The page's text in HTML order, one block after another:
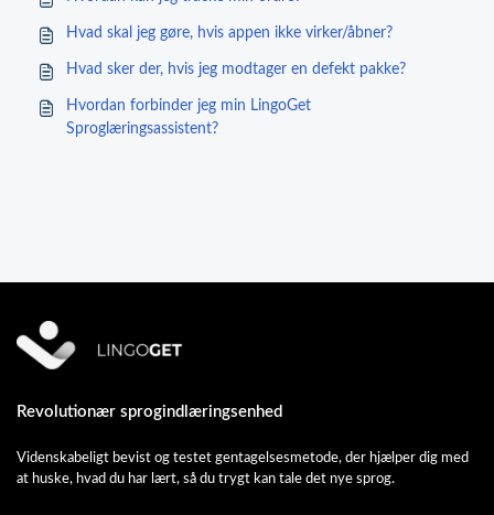
Hvad skal jeg gøre, hvis appen ikke virker/åbner?
Hvad sker der, hvis jeg modtager en defekt pakke?
Hvordan forbinder jeg min LingoGet
Sproglæringsassistent?
Revolutionær sprogindlæringsenhed
Videnskabeligt bevist og testet gentagelsesmetode, der hjælper dig med
at huske, hvad du har lært, så du trygt kan tale det nye sprog.